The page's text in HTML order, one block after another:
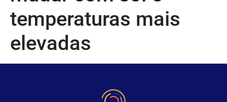
temperaturas mais
elevadas